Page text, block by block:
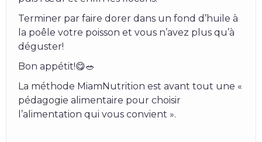
Terminer par faire dorer dans un fond d’huile à
la poêle votre poisson et vous n’avez plus qu’à
déguster!
Bon appétit!😋🥗
La méthode MiamNutrition est avant tout une «
pédagogie alimentaire pour choisir
l’alimentation qui vous convient ».